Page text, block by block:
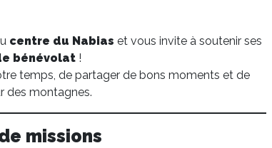
centre du Nabias et vous invite à soutenir ses
bénévolat !
temps, de partager de bons moments et de
des montagnes.
missions